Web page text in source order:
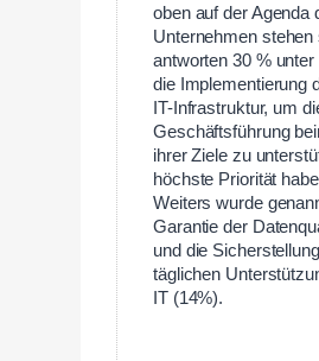
oben auf der Agenda
Unternehmen stehen
antworten 30 %
die Implementierung
IT-Infrastruktur, um
Geschäftsführung
ihrer Ziele zu
höchste Priorität
Weiters wurde
Garantie der
und die
täglichen
IT (14%).